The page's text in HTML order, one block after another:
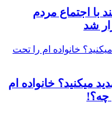
با اجتماع مردم
شد
میکنید؟ خانواده ام
چه؟!